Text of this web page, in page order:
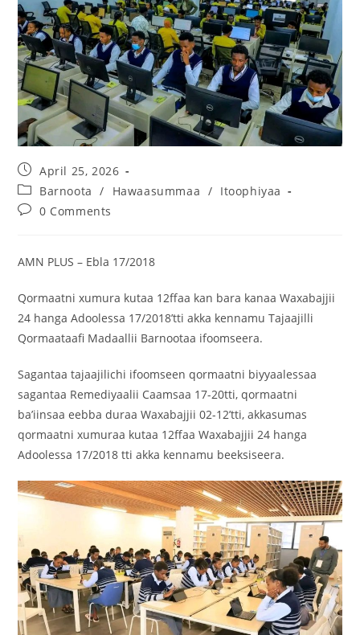
April 25, 2026
Barnoota
/ Hawaasummaa / Itoophiyaa
0 Comments
AMN PLUS – Ebla 17/2018
Qormaatni xumura kutaa 12ffaa kan bara kanaa Waxabajjii
24 hanga Adoolessa 17/2018’tti akka kennamu Tajaajilli
Qormaataafi Madaallii Barnootaa ifoomseera.
Sagantaa tajaajilichi ifoomseen qormaatni biyyaalessaa
sagantaa Remediyaalii Caamsaa 17-20tti, qormaatni
ba’iinsaa eebba duraa Waxabajjii 02-12’tti, akkasumas
qormaatni xumuraa kutaa 12ffaa Waxabajjii 24 hanga
Adoolessa 17/2018 tti akka kennamu beeksiseera.